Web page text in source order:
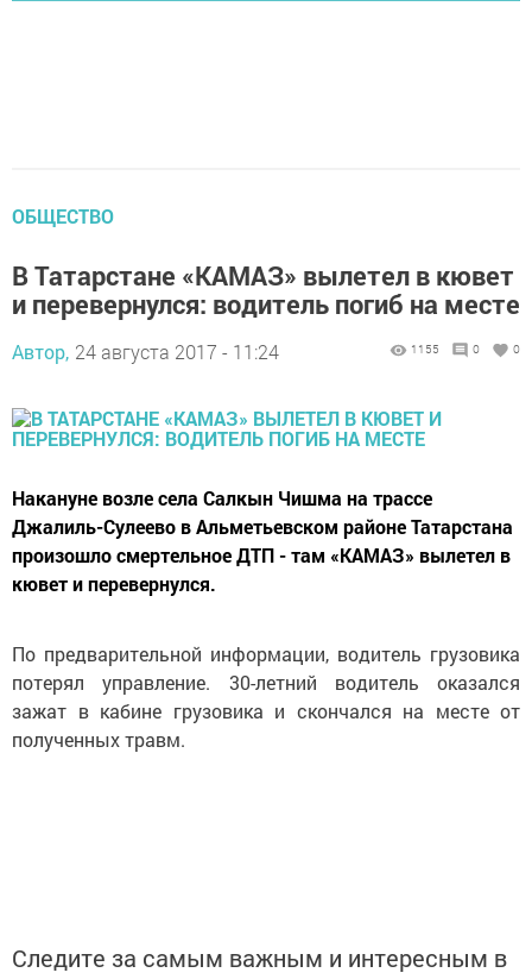
ОБЩЕСТВО
В Татарстане «КАМАЗ» вылетел в кювет
и перевернулся: водитель погиб на месте
Автор, 24 августа 2017 - 11:24 1155 0 0
Накануне возле села Салкын Чишма на трассе
Джалиль-Сулеево в Альметьевском районе Татарстана
произошло смертельное ДТП - там «КАМАЗ» вылетел в
кювет и перевернулся.
По предварительной информации, водитель грузовика
потерял управление. 30-летний водитель оказался
зажат в кабине грузовика и скончался на месте от
полученных травм.
Следите за самым важным и интересным в